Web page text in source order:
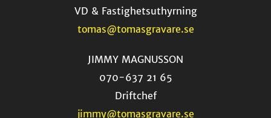
VD & Fastighetsuthyrning
tomas@tomasgravare.se
JIMMY MAGNUSSON
070-637 21 65
Driftchef
jimmy@tomasgravare.se